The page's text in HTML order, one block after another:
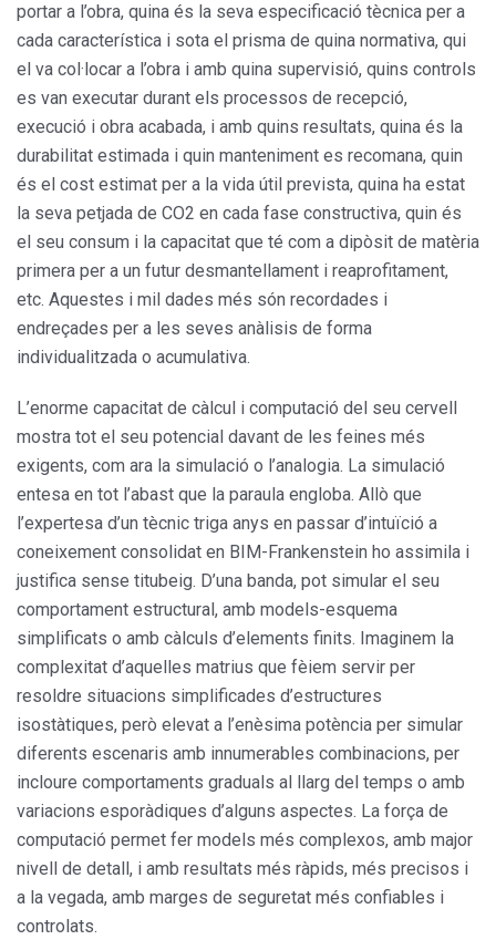
portar a l’obra, quina és la seva especificació tècnica per a
cada característica i sota el prisma de quina normativa, qui
el va col·locar a l’obra i amb quina supervisió, quins controls
es van executar durant els processos de recepció,
execució i obra acabada, i amb quins resultats, quina és la
durabilitat estimada i quin manteniment es recomana, quin
és el cost estimat per a la vida útil prevista, quina ha estat
la seva petjada de CO2 en cada fase constructiva, quin és
el seu consum i la capacitat que té com a dipòsit de matèria
primera per a un futur desmantellament i reaprofitament,
etc. Aquestes i mil dades més són recordades i
endreçades per a les seves anàlisis de forma
individualitzada o acumulativa.
L’enorme capacitat de càlcul i computació del seu cervell
mostra tot el seu potencial davant de les feines més
exigents, com ara la simulació o l’analogia. La simulació
entesa en tot l’abast que la paraula engloba. Allò que
l’expertesa d’un tècnic triga anys en passar d’intuïció a
coneixement consolidat en BIM-Frankenstein ho assimila i
justifica sense titubeig. D’una banda, pot simular el seu
comportament estructural, amb models-esquema
simplificats o amb càlculs d’elements finits. Imaginem la
complexitat d’aquelles matrius que fèiem servir per
resoldre situacions simplificades d’estructures
isostàtiques, però elevat a l’enèsima potència per simular
diferents escenaris amb innumerables combinacions, per
incloure comportaments graduals al llarg del temps o amb
variacions esporàdiques d’alguns aspectes. La força de
computació permet fer models més complexos, amb major
nivell de detall, i amb resultats més ràpids, més precisos i
a la vegada, amb marges de seguretat més confiables i
controlats.